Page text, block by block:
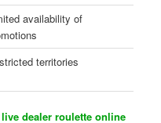
availability of
territories
dealer roulette online